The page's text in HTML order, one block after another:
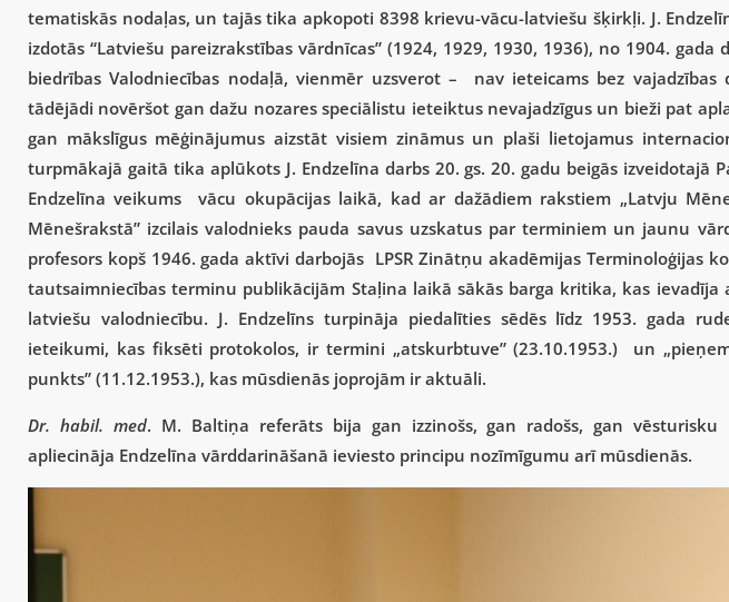
tematiskās nodaļas, un tajās tika apkopoti 8398 krievu-vācu-latviešu šķirkļi. J.
izdotās “Latviešu pareizrakstības vārdnīcas” (1924, 1929, 1930, 1936), no 1904. gada
biedrības Valodniecības nodaļā, vienmēr uzsverot – nav ieteicams bez vajadzības
tādējādi novēršot gan dažu nozares speciālistu ieteiktus nevajadzīgus un bieži pat
gan mākslīgus mēģinājumus aizstāt visiem zināmus un plaši lietojamus
turpmākajā gaitā tika aplūkots J. Endzelīna darbs 20. gs. 20. gadu beigās izveidotajā
Endzelīna veikums vācu okupācijas laikā, kad ar dažādiem rakstiem „Latvju
Mēnešrakstā” izcilais valodnieks pauda savus uzskatus par terminiem un jaunu
profesors kopš 1946. gada aktīvi darbojās LPSR Zinātņu akadēmijas Terminoloģijas
tautsaimniecības terminu publikācijām Staļina laikā sākās barga kritika, kas ievadīja
latviešu valodniecību. J. Endzelīns turpināja piedalīties sēdēs līdz 1953. gada
ieteikumi, kas fiksēti protokolos, ir termini „atskurbtuve” (23.10.1953.) un
punkts” (11.12.1953.), kas mūsdienās joprojām ir aktuāli.
Dr. habil. med. M. Baltiņa referāts bija gan izzinošs, gan radošs, gan
apliecināja Endzelīna vārddarināšanā ieviesto principu nozīmīgumu arī mūsdienās.